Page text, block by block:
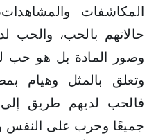
المكاشفات
حالاتهم بالحب، والحب
وصور المادة بل هو حب
وتعلق بالمثل وهيام
فالحب لديهم طريق إلى
جميعًا وحرب على النفس